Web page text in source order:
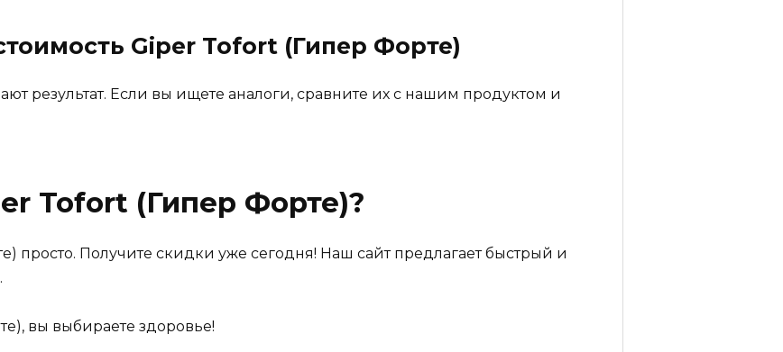
Giper Tofort (Гипер Форте)
результат. Если вы ищете аналоги, сравните их с нашим продуктом и
Tofort (Гипер Форте)?
просто. Получите скидки уже сегодня! Наш сайт предлагает быстрый и
вы выбираете здоровье!